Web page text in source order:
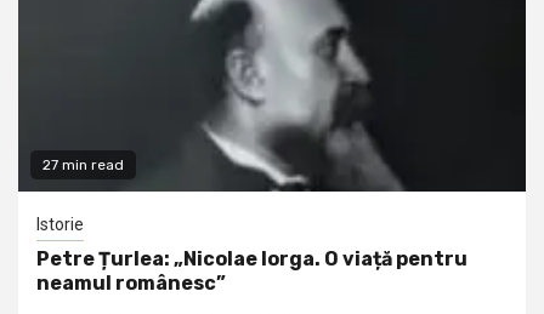
27 min read
Istorie
Petre Țurlea: „Nicolae Iorga. O viață pentru
neamul românesc”